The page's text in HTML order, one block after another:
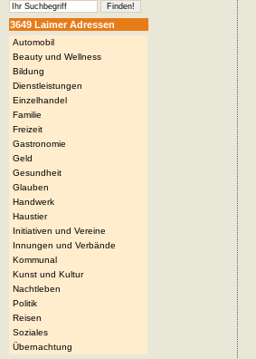
3649 Laimer Adressen
Automobil
Beauty und Wellness
Bildung
Dienstleistungen
Einzelhandel
Familie
Freizeit
Gastronomie
Geld
Gesundheit
Glauben
Handwerk
Haustier
Initiativen und Vereine
Innungen und Verbände
Kommunal
Kunst und Kultur
Nachtleben
Politik
Reisen
Soziales
Übernachtung